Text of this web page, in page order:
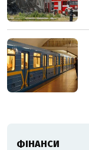
ФІНАНСИ